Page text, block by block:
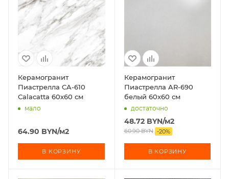
Керамогранит
Пиастрелла CA-610
Сalacatta 60х60 см
мало
64.90 BYN/м2
В КОРЗИНУ
Керамогранит
Пиастрелла AR-690
белый 60х60 см
достаточно
48.72BYN/м2
60.90BYN -20%
В КОРЗИНУ